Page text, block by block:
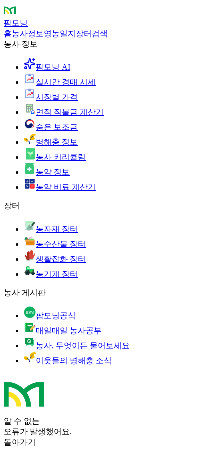
팜모닝
홈농사정보 영농일지 장터 검색
농사 정보
팜모닝 AI
실시간 경매 시세
시장별 가격
면적 직불금 계산기
숨은 보조금
병해충 정보
농사 커리큘럼
농약 정보
농약 비료 계산기
장터
농자재 장터
농수산물 장터
생활잡화 장터
농기계 장터
농사 게시판
팜모닝공식
매일매일 농사공부
농사, 무엇이든 물어보세요
이웃들의 병해충 소식
알 수 없는
오류가 발생했어요.
돌아가기